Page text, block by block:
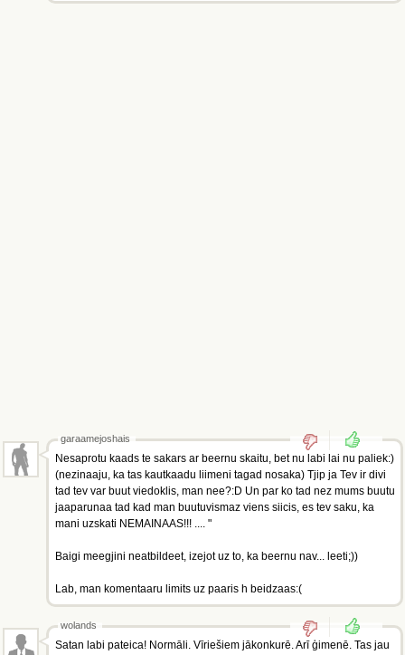
garaamejoshais
Nesaprotu kaads te sakars ar beernu skaitu, bet nu labi lai nu paliek:)
(nezinaaju, ka tas kautkaadu liimeni tagad nosaka) Tjip ja Tev ir divi
tad tev var buut viedoklis, man nee?:D Un par ko tad nez mums buutu
jaaparunaa tad kad man buutuvismaz viens siicis, es tev saku, ka
mani uzskati NEMAINAAS!!! .... "
Baigi meegjini neatbildeet, izejot uz to, ka beernu nav... leeti;))
Lab, man komentaaru limits uz paaris h beidzaas:(
wolands
Satan labi pateica! Normāli. Vīriešiem jākonkurē. Arī ģimenē. Tas jau